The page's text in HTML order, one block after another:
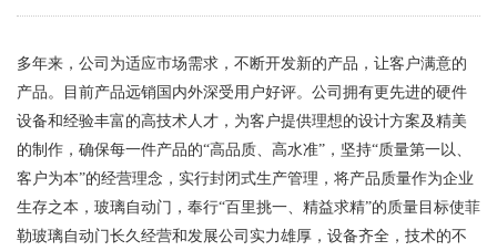
多年来，公司为适应市场需求，不断开发新的产品，让客户满意的
产品。目前产品远销国内外深受用户好评。公司拥有更先进的硬件
设备和经验丰富的高技术人才，为客户提供理想的设计方案及精美
的制作，确保每一件产品的“高品质、高水准”，坚持“质量第一以、
客户为本”的经营理念，实行封闭式生产管理，将产品质量作为企业
生存之本，玻璃自动门，奉行“百里挑一、精益求精”的质量目标使菲
勒玻璃自动门长久经营和发展公司实力雄厚，设备齐全，技术的不